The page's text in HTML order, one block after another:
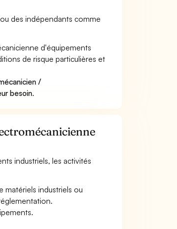
ou des indépendants comme
d'équipements
de risque particulières et
/
besoin.
industriels, les activités
matériels industriels ou